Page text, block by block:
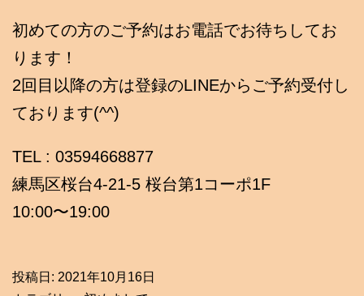
初めての方のご予約はお電話でお待ちしてお
ります！
2回目以降の方は登録のLINEからご予約受付し
ております(^^)
TEL : 03594668877
練馬区桜台4-21-5 桜台第1コーポ1F
10:00〜19:00
投稿日: 2021年10月16日